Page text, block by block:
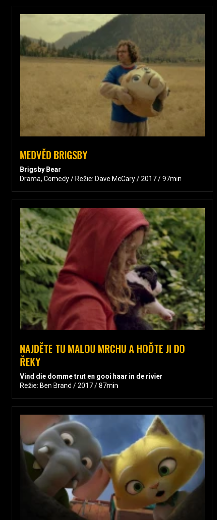
MEDVĚD BRIGSBY
Brigsby Bear
Drama, Comedy / Režie: Dave McCary / 2017 / 97min
NAJDĚTE TU MALOU MRCHU A HOĎTE JI DO
ŘEKY
Vind die domme trut en gooi haar in de rivier
Režie: Ben Brand / 2017 / 87min